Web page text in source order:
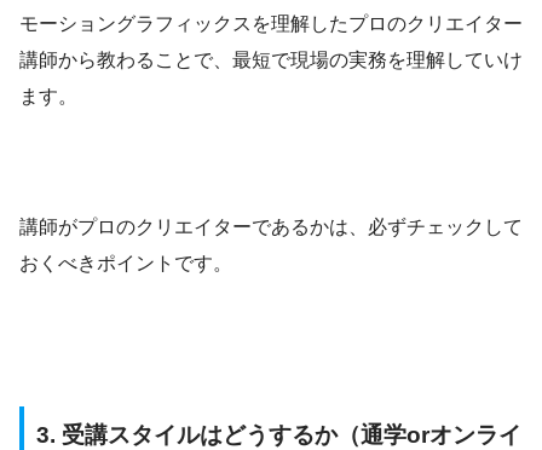
モーショングラフィックスを理解したプロのクリエイター
講師から教わることで、最短で現場の実務を理解していけ
ます。
講師がプロのクリエイターであるかは、必ずチェックして
おくべきポイントです。
3. 受講スタイルはどうするか（通学orオンライ